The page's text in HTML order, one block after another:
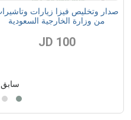
صدار وتخليص فيزا زيارات وتاشيرات
من وزارة الخارجية السعودية
100 JD
سابق